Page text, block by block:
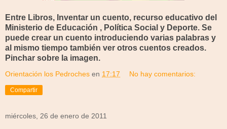
Entre Libros, Inventar un cuento, recurso educativo del
Ministerio de Educación , Política Social y Deporte. Se
puede crear un cuento introduciendo varias palabras y
al mismo tiempo también ver otros cuentos creados.
Pinchar sobre la imagen.
Orientación los Pedroches en 17:17 No hay comentarios:
Compartir
miércoles, 26 de enero de 2011